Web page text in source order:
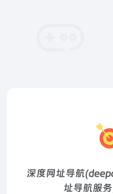
深度网址导航
址导航服